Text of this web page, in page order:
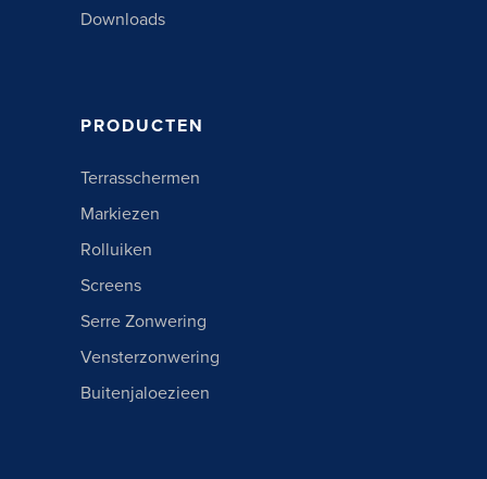
Downloads
PRODUCTEN
Terrasschermen
Markiezen
Rolluiken
Screens
Serre Zonwering
Vensterzonwering
Buitenjaloezieen